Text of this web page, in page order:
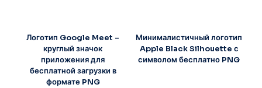
Логотип Google Meet –
круглый значок
приложения для
бесплатной загрузки в
формате PNG
Минималистичный логотип
Apple Black Silhouette с
символом бесплатно PNG